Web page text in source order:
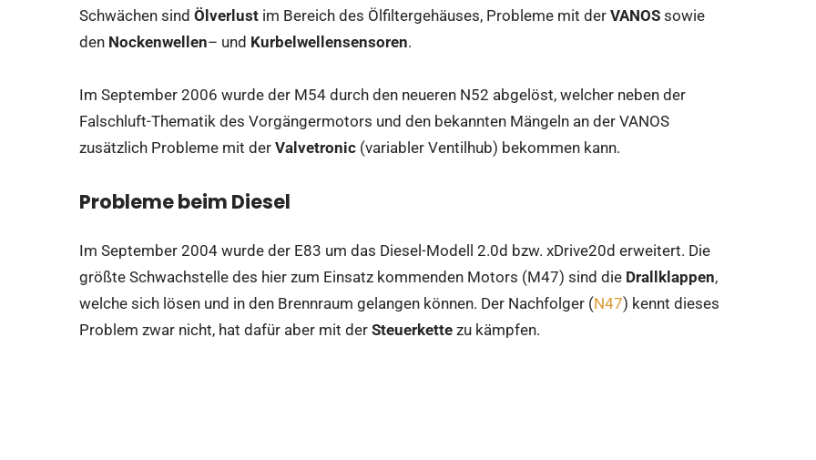
Schwächen sind Ölverlust im Bereich des Ölfiltergehäuses, Probleme mit der VANOS sowie
den Nockenwellen– und Kurbelwellensensoren.
Im September 2006 wurde der M54 durch den neueren N52 abgelöst, welcher neben der
Falschluft-Thematik des Vorgängermotors und den bekannten Mängeln an der VANOS
zusätzlich Probleme mit der Valvetronic (variabler Ventilhub) bekommen kann.
Probleme beim Diesel
Im September 2004 wurde der E83 um das Diesel-Modell 2.0d bzw. xDrive20d erweitert. Die
größte Schwachstelle des hier zum Einsatz kommenden Motors (M47) sind die Drallklappen,
welche sich lösen und in den Brennraum gelangen können. Der Nachfolger (N47) kennt dieses
Problem zwar nicht, hat dafür aber mit der Steuerkette zu kämpfen.